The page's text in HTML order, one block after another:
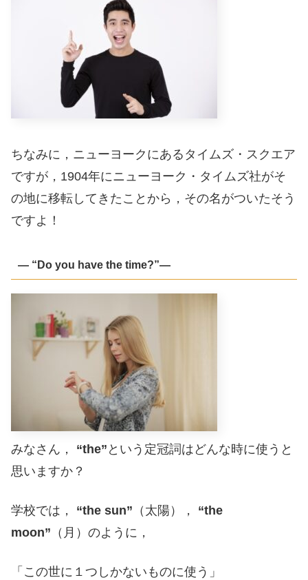
ちなみに，ニューヨークにあるタイムズ・スクエア
ですが，1904年にニューヨーク・タイムズ社がそ
の地に移転してきたことから，その名がついたそう
ですよ！
― “Do you have the time?”―
みなさん， “the” という定冠詞はどんな時に使うと
思いますか？
学校では， “the sun” （太陽），
“the
moon” （月）のように，
「この世に１つしかないものに使う」